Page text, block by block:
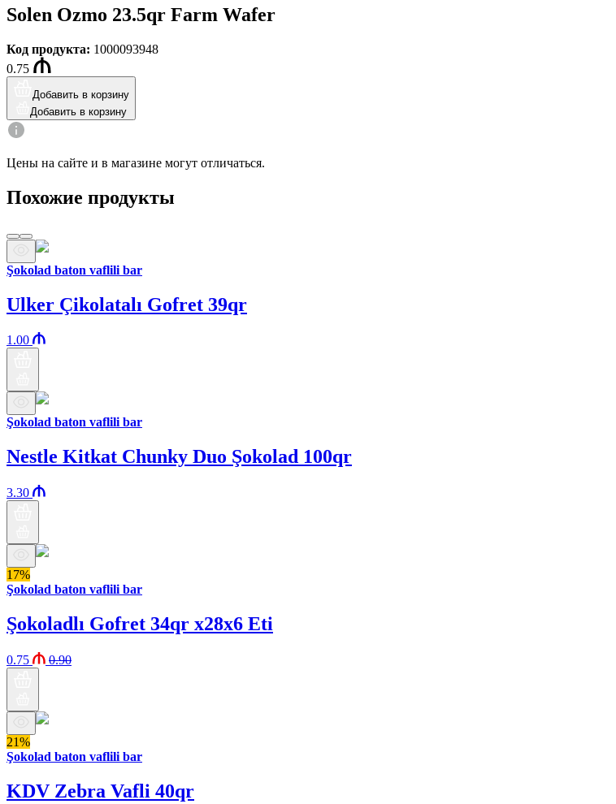
Solen Ozmo 23.5qr Farm Wafer
Код продукта: 1000093948
0.75
Добавить в корзину
Добавить в корзину
Цены на сайте и в магазине могут отличаться.
Похожие продукты
Şokolad baton vaflili bar
Ulker Çikolatalı Gofret 39qr
1.00
Şokolad baton vaflili bar
Nestle Kitkat Chunky Duo Şokolad 100qr
3.30
17%
Şokolad baton vaflili bar
Şokoladlı Gofret 34qr x28x6 Eti
0.75 0.90
21%
Şokolad baton vaflili bar
KDV Zebra Vafli 40qr